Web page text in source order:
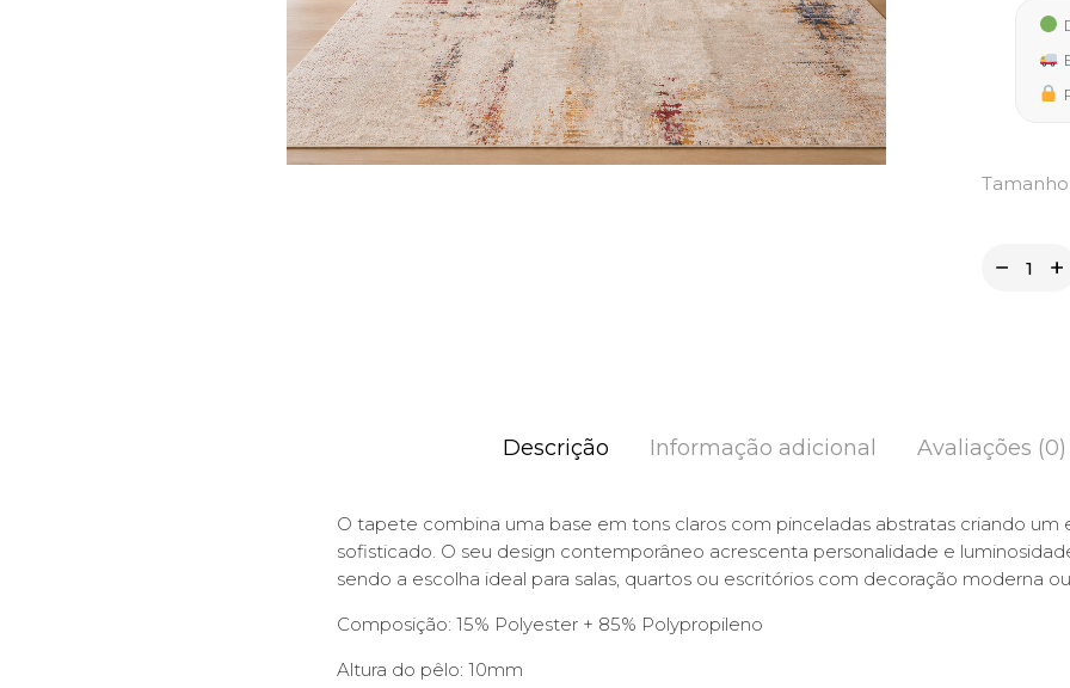
Tamanho
Descrição Informação adicional Avaliações (0)
O tapete combina uma base em tons claros com pinceladas abstratas criando um
sofisticado. O seu design contemporâneo acrescenta personalidade e
sendo a escolha ideal para salas, quartos ou escritórios com decoração moderna
Composição: 15% Polyester + 85% Polypropileno
Altura do pêlo: 10mm